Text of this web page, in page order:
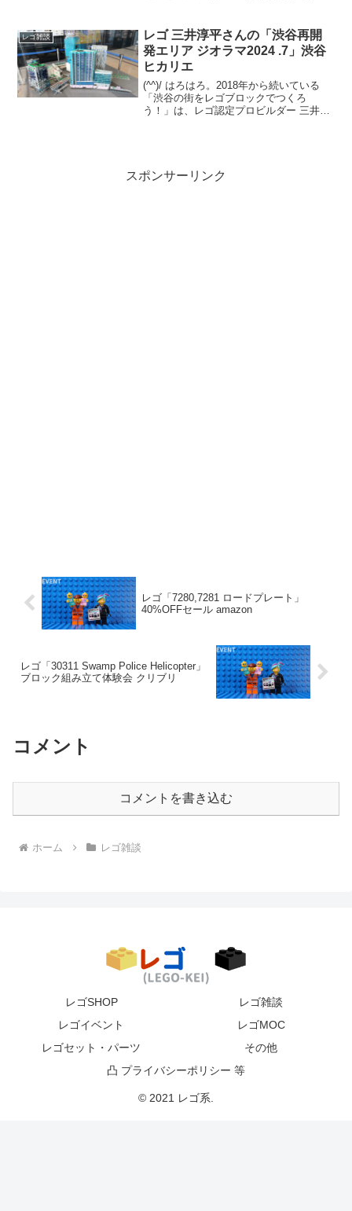
ンハーフ」に近く、乗り物の既存...
レゴ雑談
レゴ 三井淳平さんの「渋谷再開
発エリア ジオラマ2024 .7」渋谷
ヒカリエ
(^^)/ はろはろ。2018年から続いている
「渋谷の街をレゴブロックでつくろ
う！」は、レゴ認定プロビルダー 三井淳
スポンサーリンク
レゴ「7280,7281 ロードプレート」
40%OFFセール amazon
レゴ「30311 Swamp Police Helicopter」
ブロック組み立て体験会 クリブリ
コメント
コメントを書き込む
ホーム レゴ雑談
レゴSHOP
レゴ雑談
レゴイベント
レゴMOC
レゴセット・パーツ
その他
凸 プライバシーポリシー 等
© 2021 レゴ系.